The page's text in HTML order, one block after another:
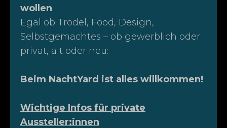
wollen
Egal ob Trödel, Food, Design,
Selbstgemachtes – ob gewerblich oder
privat, alt oder neu:
Beim NachtYard ist alles willkommen!
Wichtige Infos für private
Aussteller:innen